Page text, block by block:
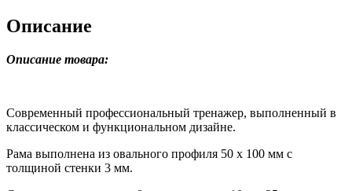
Описание
Описание товара:
Современный профессиональный тренажер, выполненный в
классическом и функциональном дизайне.
Рама выполнена из овального профиля 50 х 100 мм с
толщиной стенки 3 мм.